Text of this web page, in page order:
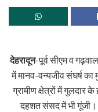
देहरादून-पूर्व सीएम व
में मानव-वन्यजीव संघर्ष का
ग्रामीण क्षेत्रों में गुलदार
दहशत संसद में भी गूंजी।